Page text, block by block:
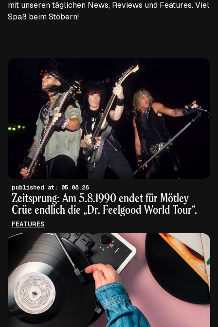
mit unseren täglichen News, Reviews und Features. Viel
Spaß beim Stöbern!
published at: 05.08.26
Zeitsprung: Am 5.8.1990 endet für Mötley
Crüe endlich die „Dr. Feelgood World Tour“.
FEATURES